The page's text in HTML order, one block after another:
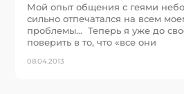
Мой опыт общения с геями
сильно отпечатался на всем
проблемы… Теперь я уже до
поверить в то, что «все они
08.04.2013